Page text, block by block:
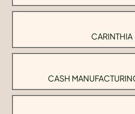
CARINTHIA
CASH